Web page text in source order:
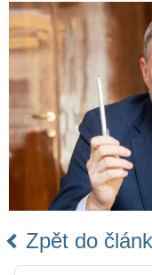
Zpět do